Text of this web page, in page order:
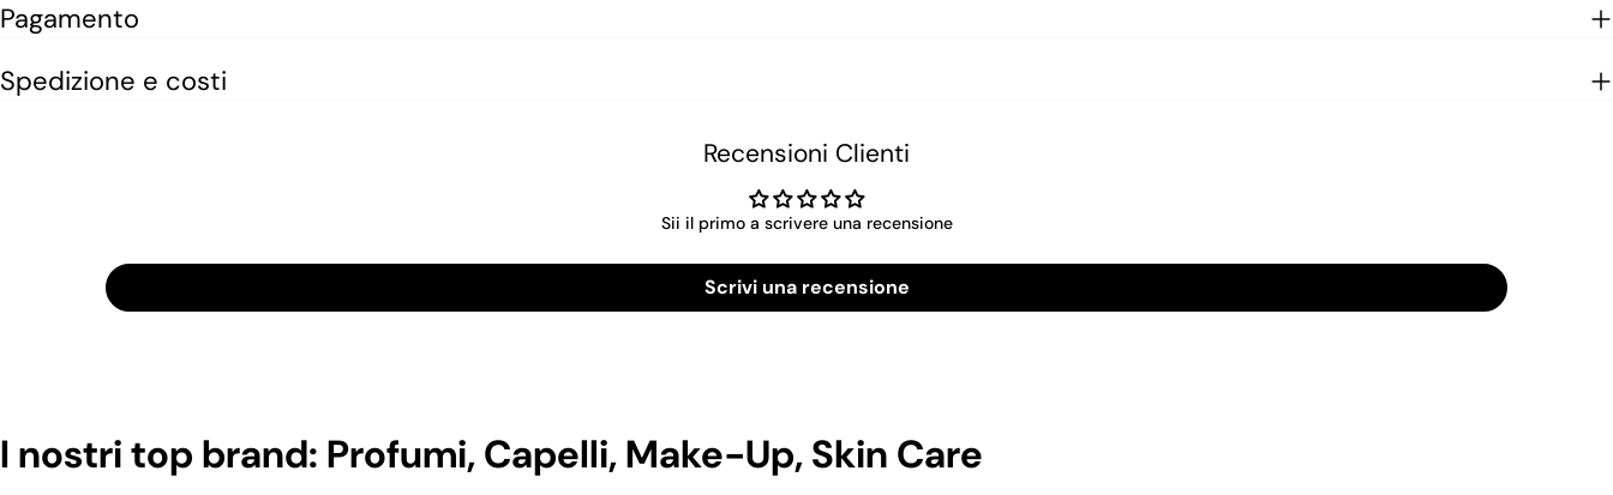
Pagamento
Spedizione e costi
Recensioni Clienti
Sii il primo a scrivere una recensione
Scrivi una recensione
I nostri top brand: Profumi, Capelli, Make-Up, Skin Care